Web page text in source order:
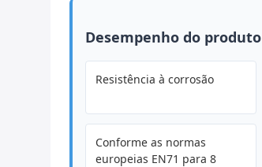
Desempenho do produto
Resistência à corrosão
Conforme as normas
europeias EN71 para 8